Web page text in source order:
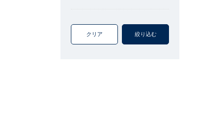
クリア 絞り込む